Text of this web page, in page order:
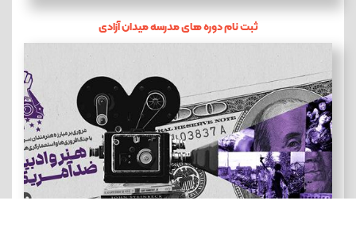
ثبت نام دوره های مدرسه میدان آزادی